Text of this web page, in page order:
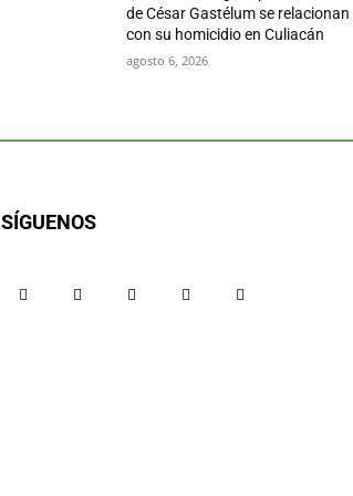
de César Gastélum se relacionan
con su homicidio en Culiacán
agosto 6, 2026
SÍGUENOS